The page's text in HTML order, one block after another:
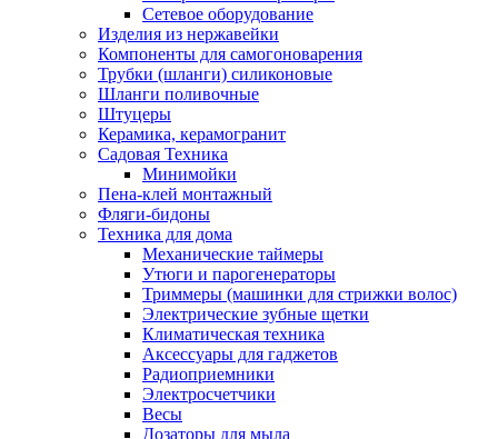
Сетевое оборудование
Изделия из нержавейки
Компоненты для самогоноварения
Трубки (шланги) силиконовые
Шланги поливочные
Штуцеры
Керамика, керамогранит
Садовая Техника
Минимойки
Пена-клей монтажный
Фляги-бидоны
Техника для дома
Механические таймеры
Утюги и парогенераторы
Триммеры (машинки для стрижки волос)
Электрические зубные щетки
Климатическая техника
Аксессуары для гаджетов
Радиоприемники
Электросчетчики
Весы
Дозаторы для мыла